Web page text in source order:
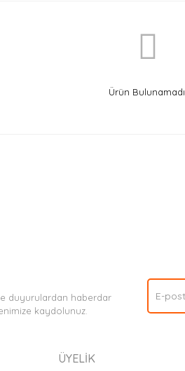
Ürün Bulunamadı.
duyurulardan haberdar
kaydolunuz.
ÜYELİK